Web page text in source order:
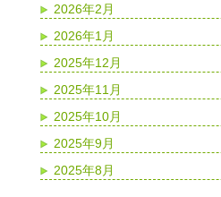
2026年2月
2026年1月
2025年12月
2025年11月
2025年10月
2025年9月
2025年8月